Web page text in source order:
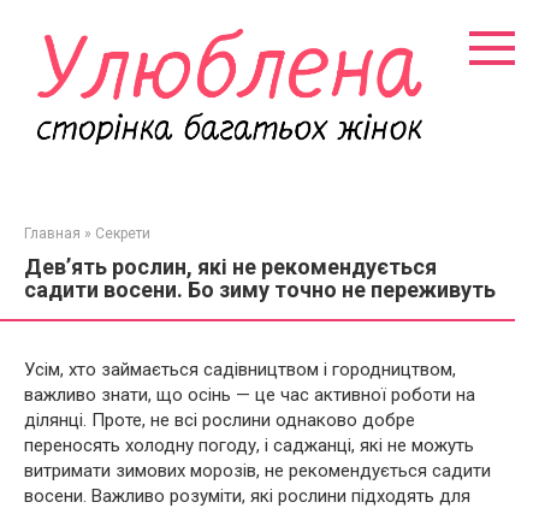
контенту
Главная » Секрети
Дев’ять рослин, які не рекомендується
садити восени. Бо зиму точно не переживуть
Усім, хто займається садівництвом і городництвом,
важливо знати, що осінь — це час активної роботи на
ділянці. Проте, не всі рослини однаково добре
переносять холодну погоду, і саджанці, які не можуть
витримати зимових морозів, не рекомендується садити
восени. Важливо розуміти, які рослини підходять для